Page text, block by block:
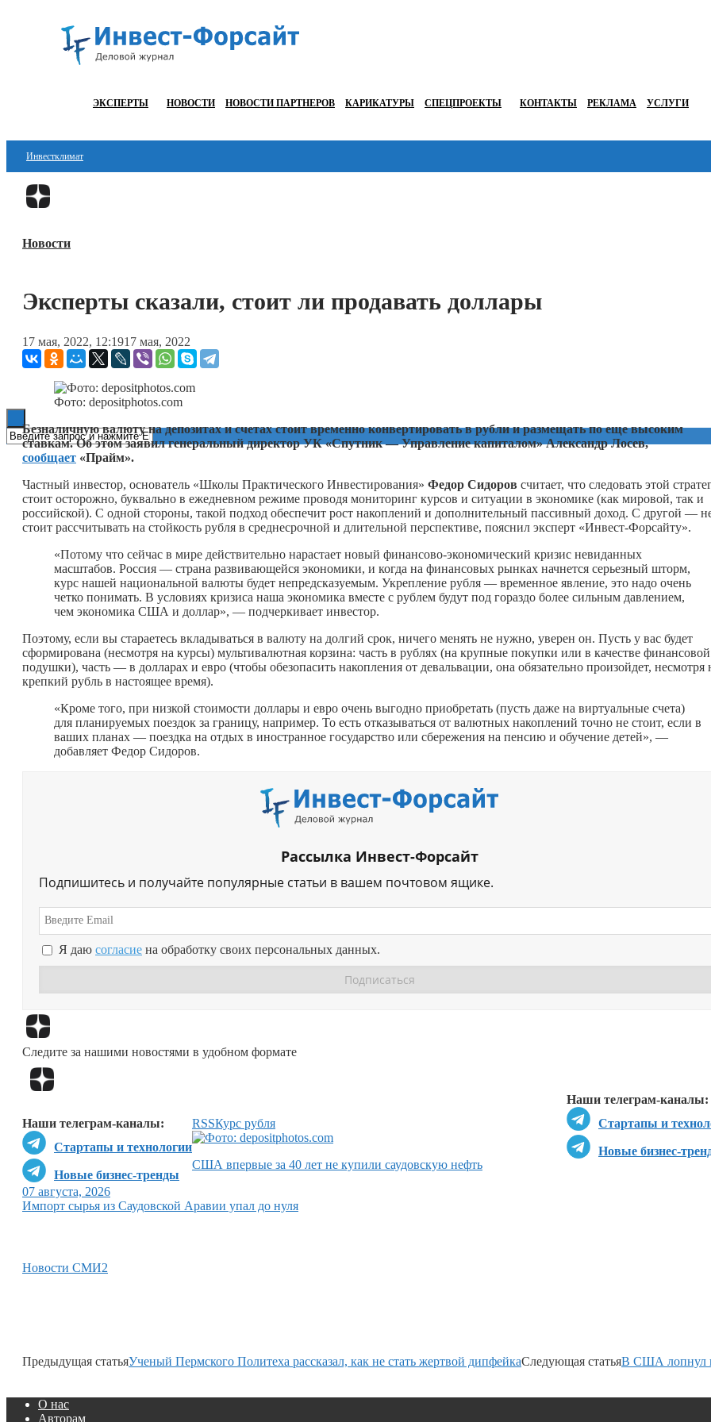
ЭКСПЕРТЫ НОВОСТИ НОВОСТИ ПАРТНЕРОВ КАРИКАТУРЫ СПЕЦПРОЕКТЫ КОНТАКТЫ РЕКЛАМА УСЛУГИ
Инвестклимат
Финансы
Блокчейн
ESG
Новости
Эксперты сказали, стоит ли продавать доллары
17 мая, 2022, 12:1917 мая, 2022
Фото: depositphotos.com
Безналичную валюту на депозитах и счетах стоит временно конвертировать в рубли и размещать по еще высоким
ставкам. Об этом заявил генеральный директор УК «Спутник — Управление капиталом» Александр Лосев,
сообщает «Прайм».
Частный инвестор, основатель «Школы Практического Инвестирования» Федор Сидоров считает, что следовать этой
стоит осторожно, буквально в ежедневном режиме проводя мониторинг курсов и ситуации в экономике (как мировой, так и
российской). С одной стороны, такой подход обеспечит рост накоплений и дополнительный пассивный доход. С другой —
стоит рассчитывать на стойкость рубля в среднесрочной и длительной перспективе, пояснил эксперт «Инвест-Форсайту».
«Потому что сейчас в мире действительно нарастает новый финансово-экономический кризис невиданных
масштабов. Россия — страна развивающейся экономики, и когда на финансовых рынках начнется серьезный шторм,
курс нашей национальной валюты будет непредсказуемым. Укрепление рубля — временное явление, это надо очень
четко понимать. В условиях кризиса наша экономика вместе с рублем будут под гораздо более сильным давлением,
чем экономика США и доллар», — подчеркивает инвестор.
Поэтому, если вы стараетесь вкладываться в валюту на долгий срок, ничего менять не нужно, уверен он. Пусть у вас будет
сформирована (несмотря на курсы) мультивалютная корзина: часть в рублях (на крупные покупки или в качестве финансовой
подушки), часть — в долларах и евро (чтобы обезопасить накопления от девальвации, она обязательно произойдет, несмотря
крепкий рубль в настоящее время).
«Кроме того, при низкой стоимости доллары и евро очень выгодно приобретать (пусть даже на виртуальные счета)
для планируемых поездок за границу, например. То есть отказываться от валютных накоплений точно не стоит, если в
ваших планах — поездка на отдых в иностранное государство или сбережения на пенсию и обучение детей», —
добавляет Федор Сидоров.
Рассылка Инвест-Форсайт
Подпишитесь и получайте популярные статьи в вашем почтовом ящике.
Я даю согласие на обработку своих персональных данных.
Следите за нашими новостями в удобном формате
Наши телеграм-каналы:
Стартапы и
Новые бизнес-
Наши телеграм-каналы:
Стартапы и технологии
Новые бизнес-тренды
RSSКурс рубля
США впервые за 40 лет не купили саудовскую нефть
07 августа, 2026
Импорт сырья из Саудовской Аравии упал до нуля
Новости СМИ2
Предыдущая статьяУченый Пермского Политеха рассказал, как не стать жертвой дипфейкаСледующая статьяВ США лопнул
О нас
Авторам